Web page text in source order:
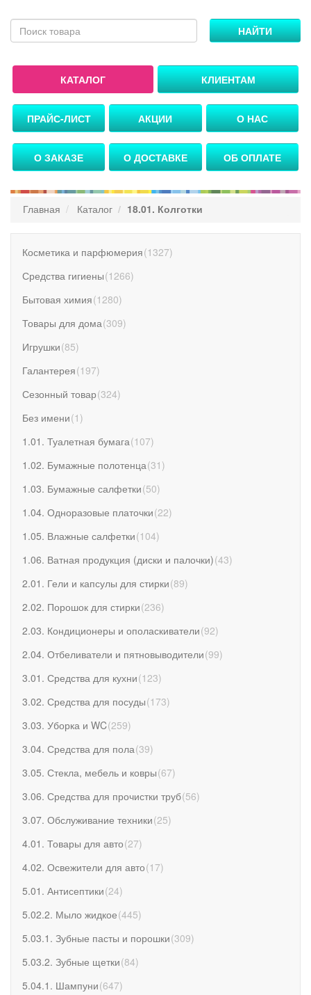
НАЙТИ
КАТАЛОГ КЛИЕНТАМ
ПРАЙС-ЛИСТ АКЦИИ О НАС
О ЗАКАЗЕ О ДОСТАВКЕ ОБ ОПЛАТЕ
Главная Каталог 18.01. Колготки
Косметика и парфюмерия(1327)
Средства гигиены(1266)
Бытовая химия(1280)
Товары для дома(309)
Игрушки(85)
Галантерея(197)
Сезонный товар(324)
Без имени(1 )
1.01. Туалетная бумага(107)
1.02. Бумажные полотенца(31 )
1.03. Бумажные салфетки(50)
1.04. Одноразовые платочки(22)
1.05. Влажные салфетки(104)
1.06. Ватная продукция (диски и палочки)(43)
2.01. Гели и капсулы для стирки(89)
2.02. Порошок для стирки(236)
2.03. Кондиционеры и ополаскиватели(92)
2.04. Отбеливатели и пятновыводители(99)
3.01. Средства для кухни(123)
3.02. Средства для посуды(173)
3.03. Уборка и WC(259)
3.04. Средства для пола(39)
3.05. Стекла, мебель и ковры(67)
3.06. Средства для прочистки труб(56)
3.07. Обслуживание техники(25)
4.01. Товары для авто(27)
4.02. Освежители для авто(17)
5.01. Антисептики(24)
5.02.2. Мыло жидкое(445)
5.03.1. Зубные пасты и порошки(309)
5.03.2. Зубные щетки(84)
5.04.1. Шампуни(647)